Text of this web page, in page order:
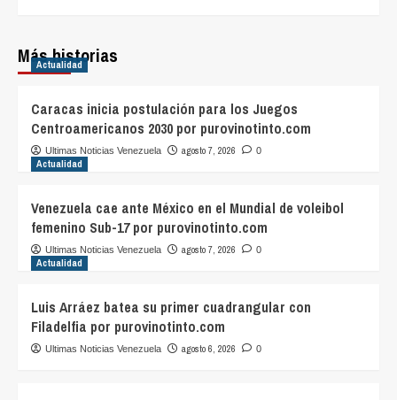
Más historias
Actualidad
Caracas inicia postulación para los Juegos
Centroamericanos 2030 por purovinotinto.com
Ultimas Noticias Venezuela agosto 7, 2026 0
Actualidad
Venezuela cae ante México en el Mundial de voleibol
femenino Sub-17 por purovinotinto.com
Ultimas Noticias Venezuela agosto 7, 2026 0
Actualidad
Luis Arráez batea su primer cuadrangular con
Filadelfia por purovinotinto.com
Ultimas Noticias Venezuela agosto 6, 2026 0